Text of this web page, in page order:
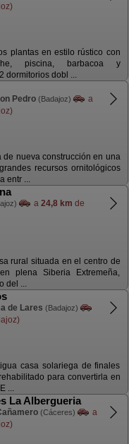
plantas en estilo rústico con
piscina, barbacoa y
dormitorios dobl ...
Pedro (Badajoz)
a
de nueva construcción en una
recursos ornitológicos
entr ...
a 24,8 km de
rural situada en el centro de
plena Siberia Extremeña,
del ...
de Lares (Badajoz)
casa solariega de finales
para convertirla en
...
La Albergueria
(Cáceres)
a